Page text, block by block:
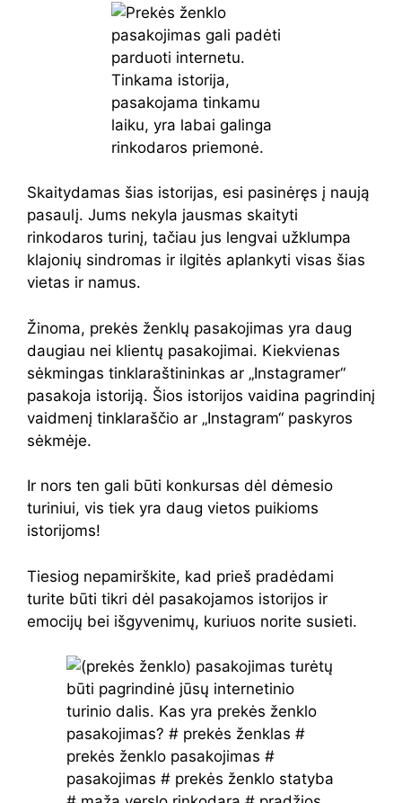
Skaitydamas šias istorijas, esi pasinėręs į naują
pasaulį. Jums nekyla jausmas skaityti
rinkodaros turinį, tačiau jus lengvai užklumpa
klajonių sindromas ir ilgitės aplankyti visas šias
vietas ir namus.
Žinoma, prekės ženklų pasakojimas yra daug
daugiau nei klientų pasakojimai. Kiekvienas
sėkmingas tinklaraštininkas ar „Instagramer“
pasakoja istoriją. Šios istorijos vaidina pagrindinį
vaidmenį tinklaraščio ar „Instagram“ paskyros
sėkmėje.
Ir nors ten gali būti konkursas dėl dėmesio
turiniui, vis tiek yra daug vietos puikioms
istorijoms!
Tiesiog nepamirškite, kad prieš pradėdami
turite būti tikri dėl pasakojamos istorijos ir
emocijų bei išgyvenimų, kuriuos norite susieti.